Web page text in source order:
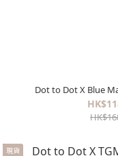
Dot to Dot X Blue
現貨